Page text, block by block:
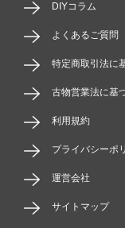
DIYコラム
よくあるご質問
特定商取引法に
古物営業法に基
利用規約
プライバシーポ
運営会社
サイトマップ